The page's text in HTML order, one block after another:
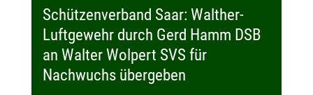
a
t
u
:
Schützenverband Saar: Walther-
Luftgewehr durch Gerd Hamm DSB
an Walter Wolpert SVS für
Nachwuchs übergeben